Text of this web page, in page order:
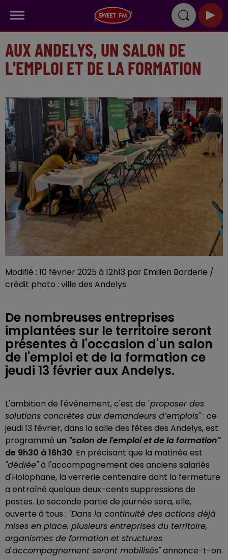
AUX ANDELYS, UN SALON DE
L'EMPLOI ET DE LA FORMATION
Modifié : 10 février 2025 à 12h13 par Emilien Borderie /
crédit photo : ville des Andelys
De nombreuses entreprises
implantées sur le territoire seront
présentes à l'occasion d'un salon
de l'emploi et de la formation ce
jeudi 13 février aux Andelys.
L'ambition de l'événement, c'est de "proposer des
solutions concrètes aux demandeurs d’emplois": ce
jeudi 13 février, dans la salle des fêtes des Andelys, est
programmé un "salon de l'emploi et de la formation"
de 9h30 à 16h30. En précisant que la matinée est
"dédiée"à l'accompagnement des anciens salariés
d'Holophane, la verrerie centenaire dont la fermeture
a entraîné quelque deux-cents suppressions de
postes. La seconde partie de journée sera, elle,
ouverte à tous : "Dans la continuité des actions déjà
mises en place, plusieurs entreprises du territoire,
organismes de formation et structures
d'accompagnement seront mobilisés"annonce-t-on.